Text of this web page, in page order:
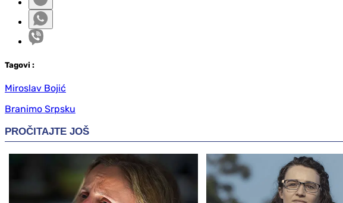
Tagovi :
Miroslav Bojić
Branimo Srpsku